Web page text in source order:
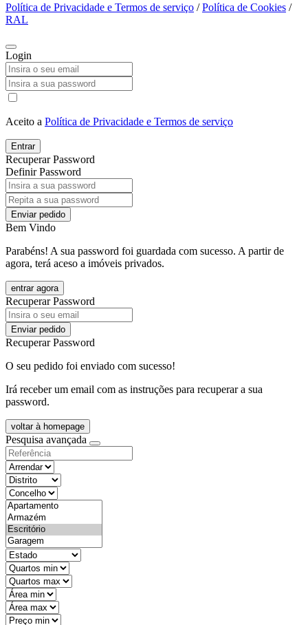
Política de Privacidade e Termos de serviço /Política de Cookies /
RAL
Login
Aceito a Política de Privacidade e Termos de serviço
Entrar
Recuperar Password
Definir Password
Enviar pedido
Bem Vindo
Parabéns! A sua password foi guardada com sucesso. A partir de
agora, terá aceso a imóveis privados.
entrar agora
Recuperar Password
Enviar pedido
Recuperar Password
O seu pedido foi enviado com sucesso!
Irá receber um email com as instruções para recuperar a sua
password.
voltar à homepage
Pesquisa avançada
objective
districtId
countyId
types
state
mintypo
maxtypo
minarea
maxarea
minprice